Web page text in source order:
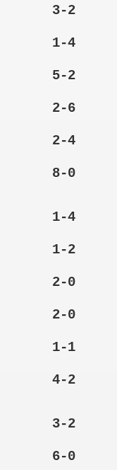
3-2
1-4
II 5-2
II 2-6
2-4
8-0
1-4
G. 1-2
2-0
2-0
T. 1-1
4-2
3-2
6-0